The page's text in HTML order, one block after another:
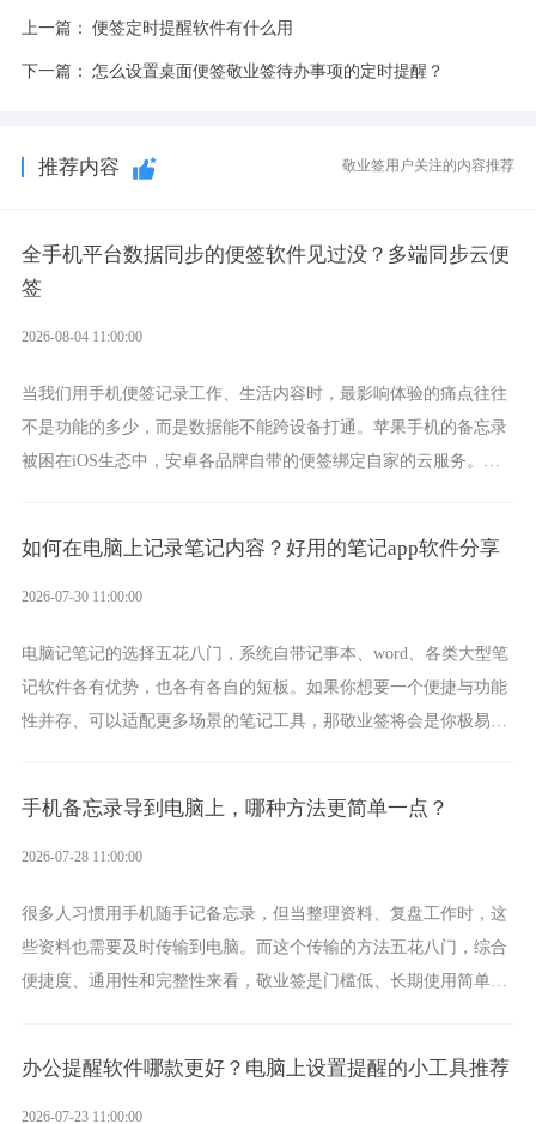
上一篇： 便签定时提醒软件有什么用
下一篇： 怎么设置桌面便签敬业签待办事项的定时提醒？
推荐内容 敬业签用户关注的内容推荐
全手机平台数据同步的便签软件见过没？多端同步云便
签
2026-08-04 11:00:00
当我们用手机便签记录工作、生活内容时，最影响体验的痛点往往
不是功能的多少，而是数据能不能跨设备打通。苹果手机的备忘录
被困在iOS生态中，安卓各品牌自带的便签绑定自家的云服务。而
如何在电脑上记录笔记内容？好用的笔记app软件分享
2026-07-30 11:00:00
电脑记笔记的选择五花八门，系统自带记事本、word、各类大型笔
记软件各有优势，也各有各自的短板。如果你想要一个便捷与功能
性并存、可以适配更多场景的笔记工具，那敬业签将会是你极易上
手机备忘录导到电脑上，哪种方法更简单一点？
2026-07-28 11:00:00
很多人习惯用手机随手记备忘录，但当整理资料、复盘工作时，这
些资料也需要及时传输到电脑。而这个传输的方法五花八门，综合
便捷度、通用性和完整性来看，敬业签是门槛低、长期使用简单的
办公提醒软件哪款更好？电脑上设置提醒的小工具推荐
2026-07-23 11:00:00